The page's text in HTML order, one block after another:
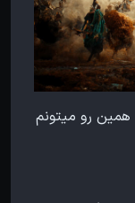
رو میتونم